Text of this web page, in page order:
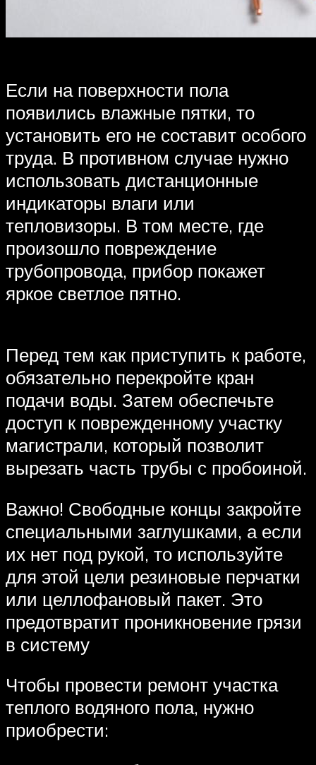
Если на поверхности пола
появились влажные пятки, то
установить его не составит особого
труда. В противном случае нужно
использовать дистанционные
индикаторы влаги или
тепловизоры. В том месте, где
произошло повреждение
трубопровода, прибор покажет
яркое светлое пятно.
Перед тем как приступить к работе,
обязательно перекройте кран
подачи воды. Затем обеспечьте
доступ к поврежденному участку
магистрали, который позволит
вырезать часть трубы с пробоиной.
Важно! Свободные концы закройте
специальными заглушками, а если
их нет под рукой, то используйте
для этой цели резиновые перчатки
или целлофановый пакет. Это
предотвратит проникновение грязи
в систему
Чтобы провести ремонт участка
теплого водяного пола, нужно
приобрести: